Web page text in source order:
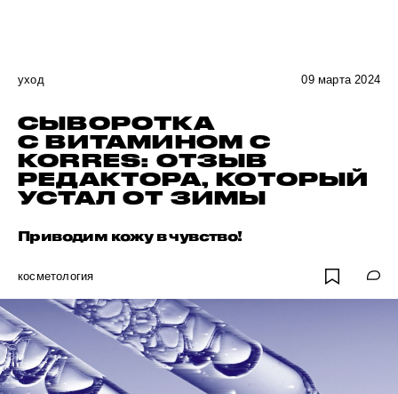
уход 09 марта 2024
СЫВОРОТКА
С ВИТАМИНОМ C
KORRES: ОТЗЫВ
РЕДАКТОРА, КОТОРЫЙ
УСТАЛ ОТ ЗИМЫ
Приводим кожу в чувство!
косметология